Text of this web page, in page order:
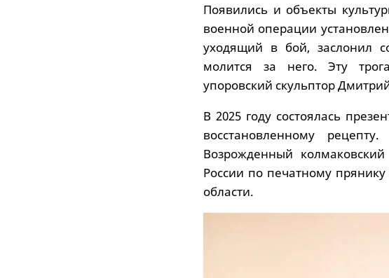
Появились и объекты
военной операции
уходящий в бой, заслонил
молится за него. Эту
упоровский скульптор
В 2025 году состоялась
восстановленному
Возрожденный
России по печатному
области.